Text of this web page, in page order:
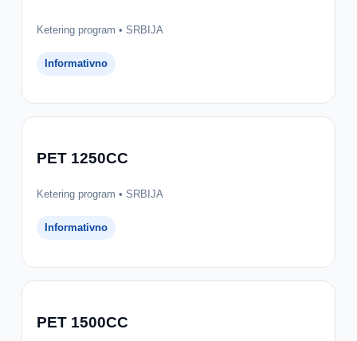
Ketering program • SRBIJA
Informativno
PET 1250CC
Ketering program • SRBIJA
Informativno
PET 1500CC